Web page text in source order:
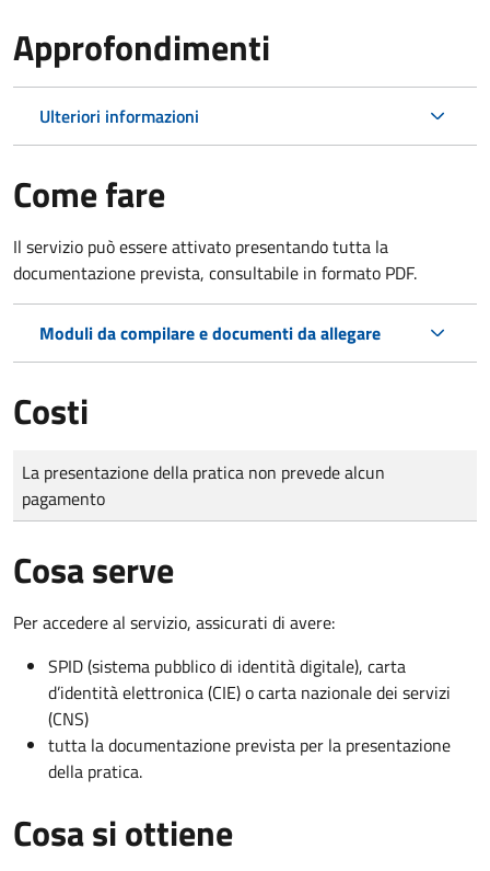
Approfondimenti
Ulteriori informazioni
Come fare
Il servizio può essere attivato presentando tutta la
documentazione prevista, consultabile in formato PDF.
Moduli da compilare e documenti da allegare
Costi
Tipo di pagamento
Importo
La presentazione della pratica non prevede alcun
pagamento
Cosa serve
Per accedere al servizio, assicurati di avere:
SPID (sistema pubblico di identità digitale), carta
d’identità elettronica (CIE) o carta nazionale dei servizi
(CNS)
tutta la documentazione prevista per la presentazione
della pratica.
Cosa si ottiene